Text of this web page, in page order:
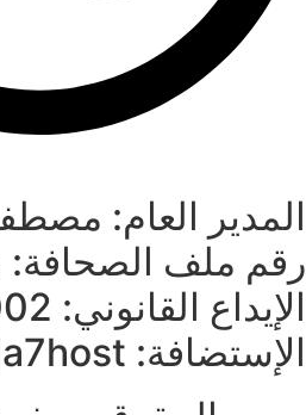
المدير العام:
رقم ملف الصحافة: ص 09/
الإيداع القانوني: 2018PE0002
الإستضافة: naja7host